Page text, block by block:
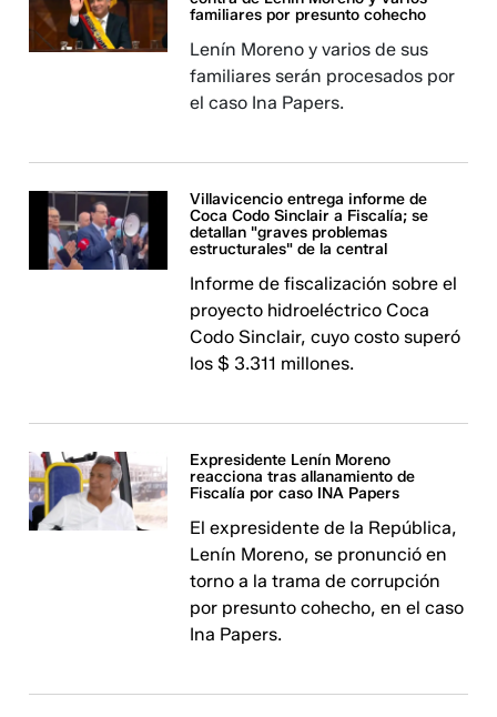
familiares por presunto cohecho
Lenín Moreno y varios de sus
familiares serán procesados por
el caso Ina Papers.
Villavicencio entrega informe de
Coca Codo Sinclair a Fiscalía; se
detallan "graves problemas
estructurales" de la central
Informe de fiscalización sobre el
proyecto hidroeléctrico Coca
Codo Sinclair, cuyo costo superó
los $ 3.311 millones.
Expresidente Lenín Moreno
reacciona tras allanamiento de
Fiscalía por caso INA Papers
El expresidente de la República,
Lenín Moreno, se pronunció en
torno a la trama de corrupción
por presunto cohecho, en el caso
Ina Papers.